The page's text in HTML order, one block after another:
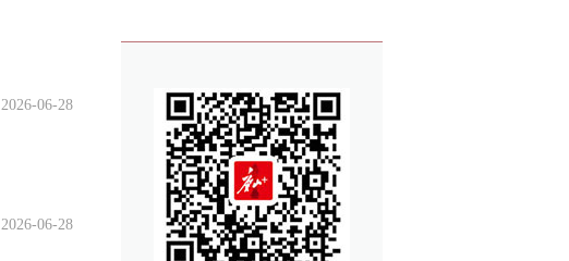
2026-06-28
2026-06-28